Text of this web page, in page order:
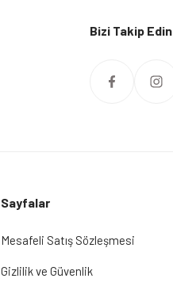
Bizi Takip Edin
Sayfalar
Mesafeli Satış Sözleşmesi
Gizlilik ve Güvenlik